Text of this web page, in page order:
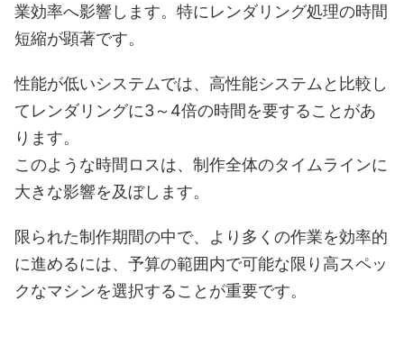
業効率へ影響します。特にレンダリング処理の時間
短縮が顕著です。
性能が低いシステムでは、高性能システムと比較し
てレンダリングに3～4倍の時間を要することがあ
ります。
このような時間ロスは、制作全体のタイムラインに
大きな影響を及ぼします。
限られた制作期間の中で、より多くの作業を効率的
に進めるには、予算の範囲内で可能な限り高スペッ
クなマシンを選択することが重要です。